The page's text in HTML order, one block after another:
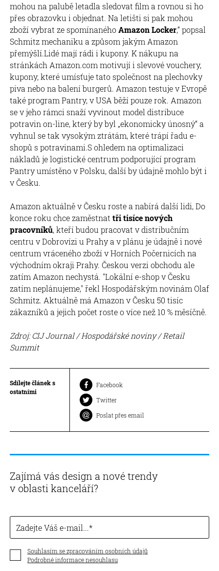
mohou na palubě letadla sledovat film a rovnou si ho
přes obrazovku i objednat. Na letišti si pak mohou
zboží vybrat ze spomínanéhoAmazon Locker,“ popsal
Schmitz mechaniku a způsom jakým Amazon
přemýšlí.Lidé mají rádi i kupony. K nákupu na
stránkách Amazon.com motivují i slevové vouchery,
kupony, které umísťuje tato společnost na plechovky
piva nebo na balení burgerů. Amazon testuje v Evropě
také program Pantry, v USA běží pouze rok. Amazon
se v jeho rámci snaží vyvinout model distribuce
potravin on-line, který by byl „ekonomicky únosný“ a
vyhnul se tak vysokým ztrátám, které trápí řadu e-
shopů s potravinami.S ohledem na optimalizaci
nákladů je logistické centrum podporující program
Pantry umístěno v Polsku, další by údajně mohlo být i
v Česku.
Amazon aktuálně v Česku roste a nabírá další lidi, Do
konce roku chce zaměstnat tři tisíce nových
pracovníků, kteří budou pracovat v distribučním
centru v Dobrovízi u Prahy a v plánu je údajně i nové
centrum vráceného zboží v Horních Počernicích na
východním okraji Prahy. Českou verzi obchodu ale
zatím Amazon nechystá. "Lokální e-shop v Česku
zatím neplánujeme," řekl Hospodářským novinám Olaf
Schmitz. Aktuálně má Amazon v Česku 50 tisíc
zákazníků a jejich počet roste o více než 10 % měsíčně.
Zdroj: CIJ Journal / Hospodářské noviny / Retail
Summit
Sdílejte článek s
ostatními
Facebook
Twitter
Poslat přes email
Zajímá vás design a nové trendy
v oblasti kanceláří?
Zadejte Váš e-mail...
Souhlasím se zpracováním osobních údajů
Podrobné informace nesouhlasu